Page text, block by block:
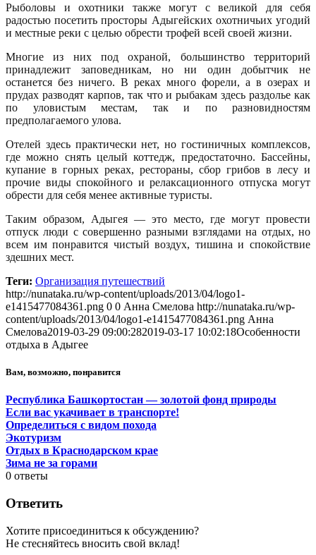
Рыболовы и охотники также могут с великой для себя
радостью посетить просторы Адыгейских охотничьих угодий
и местные реки с целью обрести трофей всей своей жизни.
Многие из них под охраной, большинство территорий
принадлежит заповедникам, но ни один добытчик не
останется без ничего. В реках много форели, а в озерах и
прудах разводят карпов, так что и рыбакам здесь раздолье как
по уловистым местам, так и по разновидностям
предполагаемого улова.
Отелей здесь практически нет, но гостиничных комплексов,
где можно снять целый коттедж, предостаточно. Бассейны,
купание в горных реках, рестораны, сбор грибов в лесу и
прочие виды спокойного и релаксационного отпуска могут
обрести для себя менее активные туристы.
Таким образом, Адыгея — это место, где могут провести
отпуск люди с совершенно разными взглядами на отдых, но
всем им понравится чистый воздух, тишина и спокойствие
здешних мест.
Теги: Организация путешествий
http://nunataka.ru/wp-content/uploads/2013/04/logo1-
e1415477084361.png 0 0 Анна Смелова http://nunataka.ru/wp-
content/uploads/2013/04/logo1-e1415477084361.png Анна
Смелова2019-03-29 09:00:282019-03-17 10:02:18Особенности
отдыха в Адыгее
Вам, возможно, понравится
Республика Башкортостан — золотой фонд природы
Если вас укачивает в транспорте!
Определиться с видом похода
Экотуризм
Отдых в Краснодарском крае
Зима не за горами
0 ответы
Ответить
Хотите присоединиться к обсуждению?
Не стесняйтесь вносить свой вклад!